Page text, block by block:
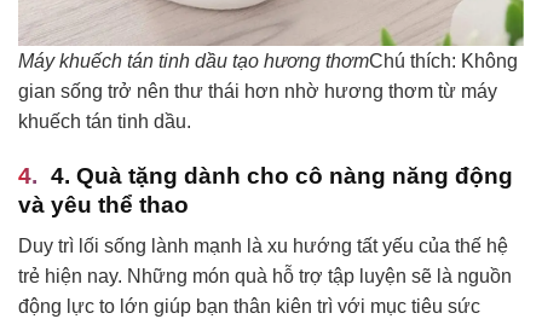
Máy khuếch tán tinh dầu tạo hương thơmChú thích: Không
gian sống trở nên thư thái hơn nhờ hương thơm từ máy
khuếch tán tinh dầu.
4. Quà tặng dành cho cô nàng năng động
và yêu thể thao
Duy trì lối sống lành mạnh là xu hướng tất yếu của thế hệ
trẻ hiện nay. Những món quà hỗ trợ tập luyện sẽ là nguồn
động lực to lớn giúp bạn thân kiên trì với mục tiêu sức